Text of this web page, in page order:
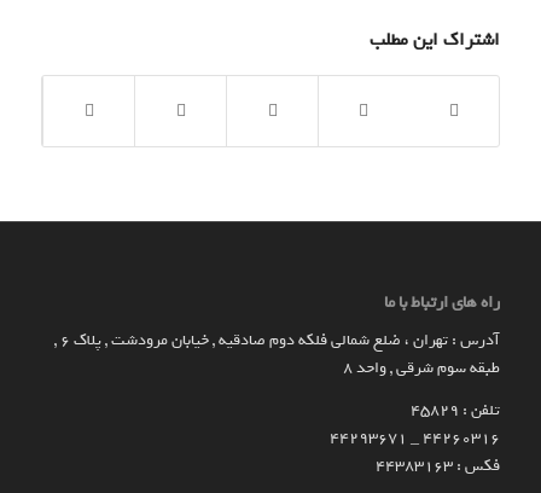
اشتراک این مطلب
راه های ارتباط با ما
آدرس : تهران ، ضلع شمالی فلکه دوم صادقیه , خیابان مرودشت , پلاک ۶ ,
طبقه سوم شرقی , واحد ۸
تلفن : 45829
۴۴۲۶۰۳۱۶ _ 44293671
فکس : 44383163